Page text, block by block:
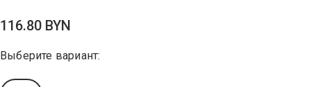
116.80 BYN
Выберите вариант: